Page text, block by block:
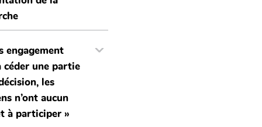
engagement
céder une partie
les
n’ont aucun
à participer »